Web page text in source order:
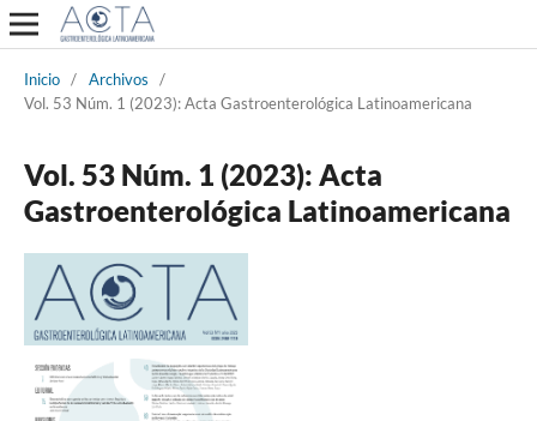
Inicio / Archivos
/
Vol. 53 Núm. 1 (2023): Acta Gastroenterológica Latinoamericana
Vol. 53 Núm. 1 (2023): Acta
Gastroenterológica Latinoamericana